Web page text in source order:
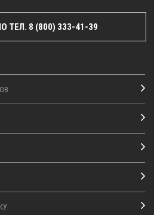
ТЕЛ. 8 (800) 333-41-39